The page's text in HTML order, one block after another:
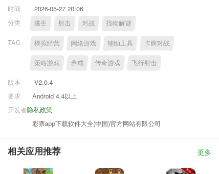
时间
2026-05-27 20:06
分类
逃生 射击 对战 找物解谜
TAG 模拟经营 网络游戏 辅助工具 卡牌对战
策略游戏 养成 传奇游戏 飞行射击
版本
V2.0.4
要求
Android 4.4以上
隐私政策
开发者
彩票app下载软件大全(中国)官方网站有限公司
相关应用推荐 更多